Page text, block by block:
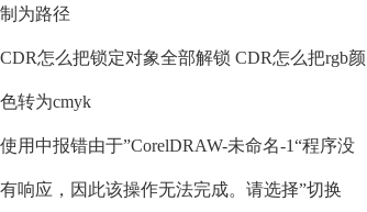
制为路径
CDR怎么把锁定对象全部解锁 CDR怎么把rgb颜
色转为cmyk
使用中报错由于”CorelDRAW-未命名-1“程序没
有响应，因此该操作无法完成。请选择”切换